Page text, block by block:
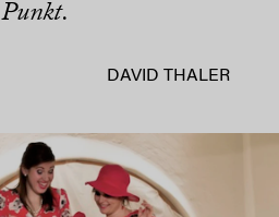
Punkt.
DAVID THALER